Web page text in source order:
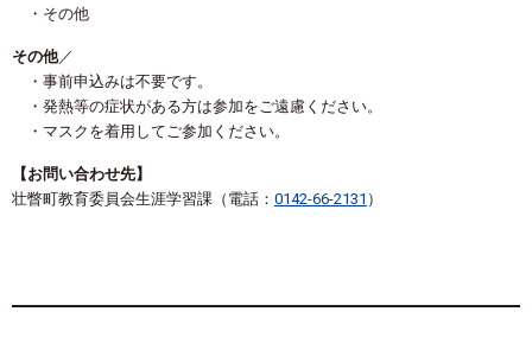
・その他
その他／
・事前申込みは不要です。
・発熱等の症状がある方は参加をご遠慮ください。
・マスクを着用してご参加ください。
【お問い合わせ先】
壮瞥町教育委員会生涯学習課（電話： 0142-66-2131 ）